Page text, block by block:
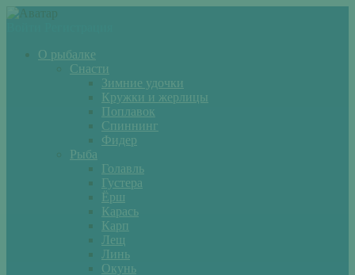
О рыбалке
Снасти
Зимние удочки
Кружки и жерлицы
Поплавок
Спиннинг
Фидер
Рыба
Голавль
Густера
Ёрш
Карась
Карп
Лещ
Линь
Окунь